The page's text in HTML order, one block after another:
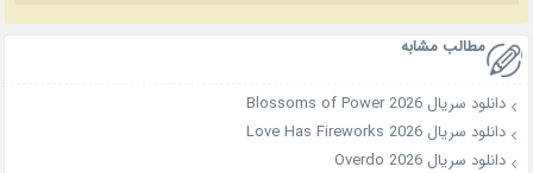
مطالب مشابه
دانلود سریال Blossoms of Power 2026
دانلود سریال Love Has Fireworks 2026
دانلود سریال Overdo 2026